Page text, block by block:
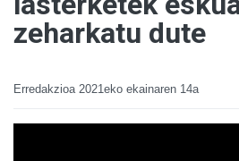
zeharkatu dute
Erredakzioa 2021eko ekainaren 14a